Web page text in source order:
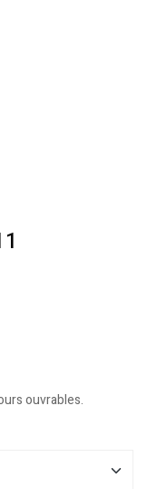
ouvrables.